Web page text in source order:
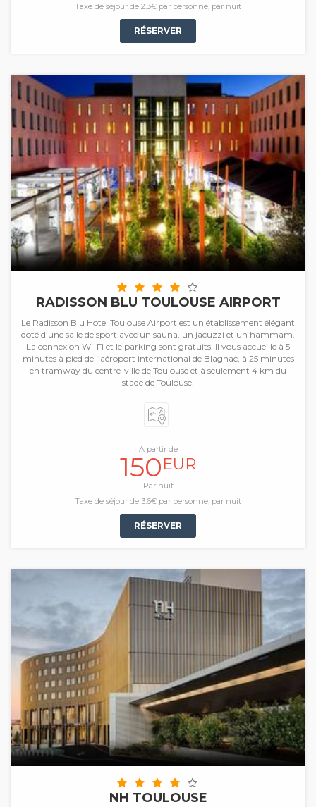
Taxe de séjour de 2.3€ par personne, par nuit
RÉSERVER
RADISSON BLU TOULOUSE AIRPORT
Le Radisson Blu Hotel Toulouse Airport est un établissement élégant
doté d’une salle de sport avec un sauna, un jacuzzi et un hammam.
La connexion Wi-Fi et le parking sont gratuits. Il vous accueille à 5
minutes à pied de l’aéroport international de Blagnac, à 25 minutes
en tramway du centre-ville de Toulouse et à seulement 4 km du
stade de Toulouse.
A partir de
150EUR
Par nuit
Taxe de séjour de 3.6€ par personne, par nuit
RÉSERVER
NH TOULOUSE